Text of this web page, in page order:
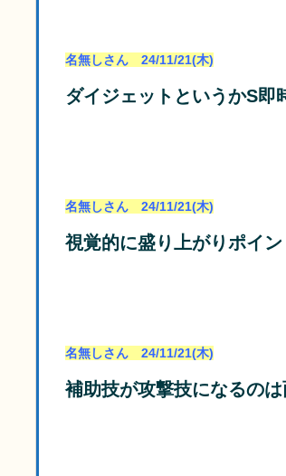
名無しさん 24/11/21(木)
ダイジェットというかS即
名無しさん 24/11/21(木)
視覚的に盛り上がりポイ
名無しさん 24/11/21(木)
補助技が攻撃技になるの